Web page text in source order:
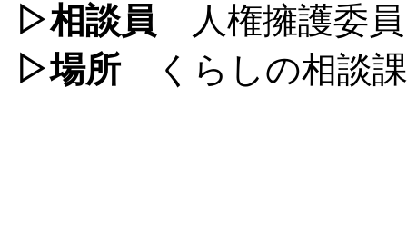
▷相談員 人権擁護委員
▷場所 くらしの相談